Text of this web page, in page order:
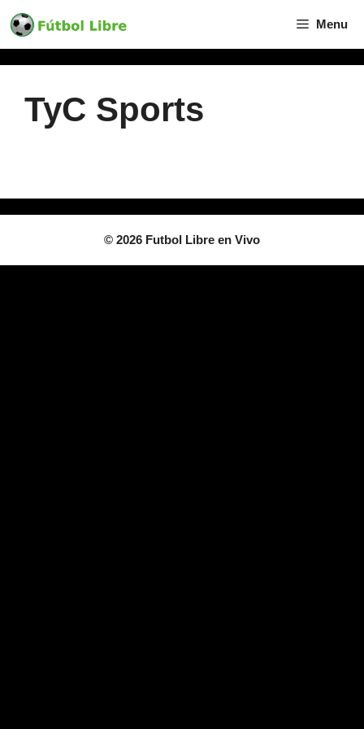
Skip
to
content
Menu
TyC Sports
Vivo
© 2026 Futbol Libre en Vivo